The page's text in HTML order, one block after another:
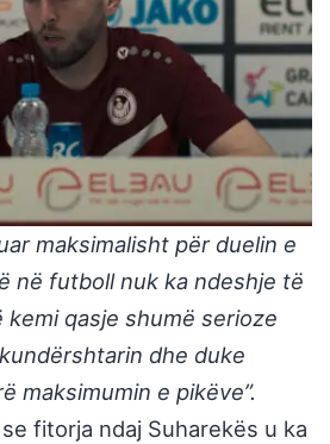
maksimalisht për duelin e
në futboll nuk ka ndeshje të
qasje shumë serioze
dhe duke
maksimumin e pikëve”.
fitorja ndaj Suharekës u ka